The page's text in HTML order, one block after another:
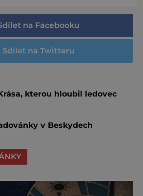
na Facebooku
Sdílet na Twitteru
kterou hloubil ledovec
v Beskydech